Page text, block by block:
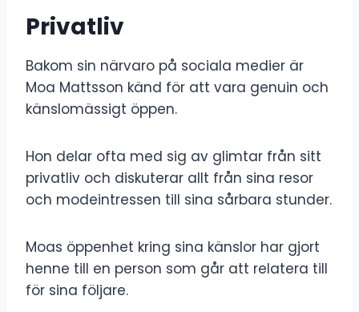
Privatliv
Bakom sin närvaro på sociala medier är
Moa Mattsson känd för att vara genuin och
känslomässigt öppen.
Hon delar ofta med sig av glimtar från sitt
privatliv och diskuterar allt från sina resor
och modeintressen till sina sårbara stunder.
Moas öppenhet kring sina känslor har gjort
henne till en person som går att relatera till
för sina följare.